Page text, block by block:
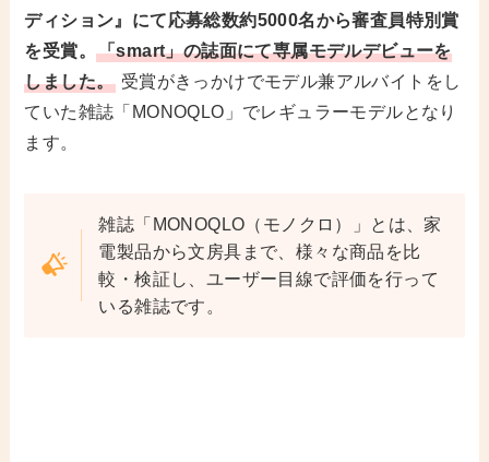
ディション』にて応募総数約5000名から審査員特別賞
を受賞。「smart」の誌面にて専属モデルデビューを
しました。 受賞がきっかけでモデル兼アルバイトをし
ていた雑誌「MONOQLO」でレギュラーモデルとなり
ます。
雑誌「MONOQLO（モノクロ）」とは、家
電製品から文房具まで、様々な商品を比
較・検証し、ユーザー目線で評価を行って
いる雑誌です。